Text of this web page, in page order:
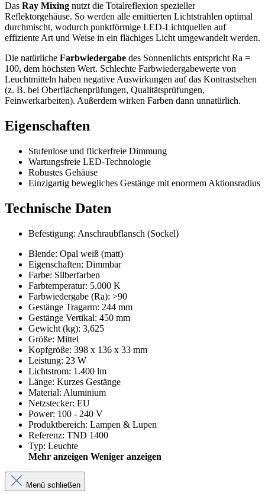
Das Ray Mixing nutzt die Totalreflexion spezieller
Reflektorgehäuse. So werden alle emittierten Lichtstrahlen optimal
durchmischt, wodurch punktförmige LED-Lichtquellen auf
effiziente Art und Weise in ein flächiges Licht umgewandelt werden.
Die natürliche Farbwiedergabe des Sonnenlichts entspricht Ra =
100, dem höchsten Wert. Schlechte Farbwiedergabewerte von
Leuchtmitteln haben negative Auswirkungen auf das Kontrastsehen
(z. B. bei Oberflächenprüfungen, Qualitätsprüfungen,
Feinwerkarbeiten). Außerdem wirken Farben dann unnatürlich.
Eigenschaften
Stufenlose und flickerfreie Dimmung
Wartungsfreie LED-Technologie
Robustes Gehäuse
Einzigartig bewegliches Gestänge mit enormem Aktionsradius
Technische Daten
Befestigung: Anschraubflansch (Sockel)
Blende: Opal weiß (matt)
Eigenschaften: Dimmbar
Farbe: Silberfarben
Farbtemperatur: 5.000 K
Farbwiedergabe (Ra): >90
Gestänge Tragarm: 244 mm
Gestänge Vertikal: 450 mm
Gewicht (kg): 3,625
Größe: Mittel
Kopfgröße: 398 x 136 x 33 mm
Leistung: 23 W
Lichtstrom: 1.400 lm
Länge: Kurzes Gestänge
Material: Aluminium
Netzstecker: EU
Power: 100 - 240 V
Produktbereich: Lampen & Lupen
Referenz: TND 1400
Typ: Leuchte
Mehr anzeigen Weniger anzeigen
Menü schließen